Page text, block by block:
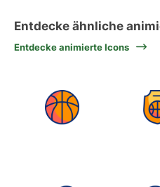
Entdecke ähnliche
Entdecke animierte Icons